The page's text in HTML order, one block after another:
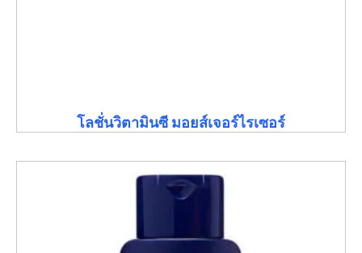
โลชั่นวิตามินซี มอยส์เจอร์ไรเซอร์